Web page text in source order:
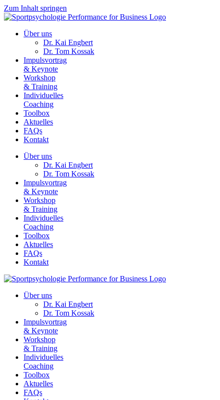
Zum Inhalt springen
Über uns
Dr. Kai Engbert
Dr. Tom Kossak
Impulsvortrag
& Keynote
Workshop
& Training
Individuelles
Coaching
Toolbox
Aktuelles
FAQs
Kontakt
Über uns
Dr. Kai Engbert
Dr. Tom Kossak
Impulsvortrag
& Keynote
Workshop
& Training
Individuelles
Coaching
Toolbox
Aktuelles
FAQs
Kontakt
Über uns
Dr. Kai Engbert
Dr. Tom Kossak
Impulsvortrag
& Keynote
Workshop
& Training
Individuelles
Coaching
Toolbox
Aktuelles
FAQs